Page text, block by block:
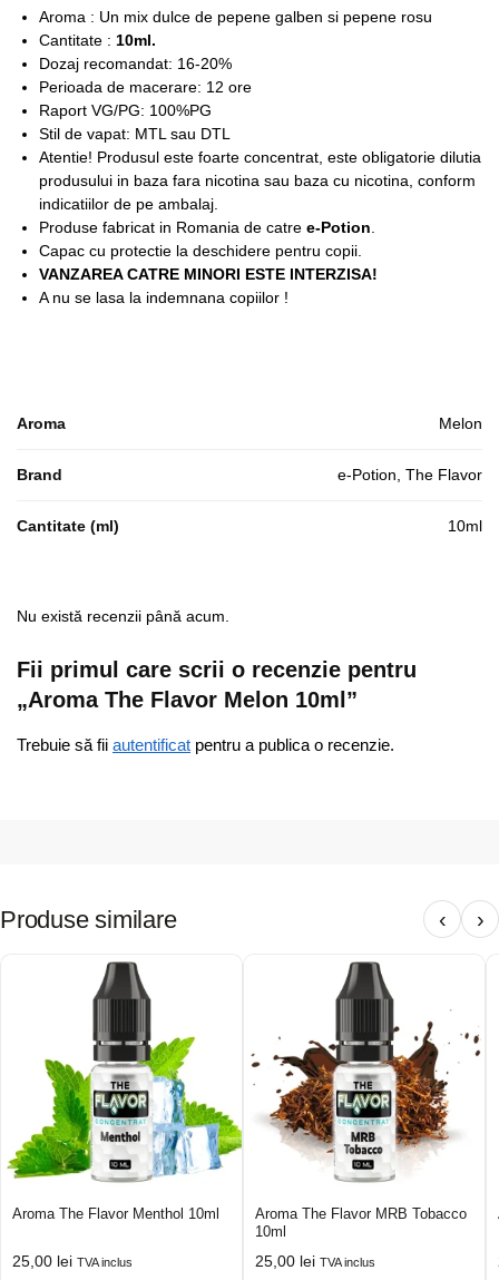
Aroma : Un mix dulce de pepene galben si pepene rosu
Cantitate : 10ml.
Dozaj recomandat: 16-20%
Perioada de macerare: 12 ore
Raport VG/PG: 100%PG
Stil de vapat: MTL sau DTL
Atentie! Produsul este foarte concentrat, este obligatorie dilutia
produsului in baza fara nicotina sau baza cu nicotina, conform
indicatiilor de pe ambalaj.
Produse fabricat in Romania de catre e-Potion.
Capac cu protectie la deschidere pentru copii.
VANZAREA CATRE MINORI ESTE INTERZISA!
A nu se lasa la indemnana copiilor !
Aroma Melon
Brand e-Potion, The Flavor
Cantitate (ml) 10ml
Nu există recenzii până acum.
Fii primul care scrii o recenzie pentru
„Aroma The Flavor Melon 10ml”
Trebuie să fii autentificat pentru a publica o recenzie.
Produse similare ‹ ›
Aroma The Flavor Menthol 10ml
25,00 lei TVA inclus
Aroma The Flavor MRB Tobacco
10ml
25,00 lei TVA inclus